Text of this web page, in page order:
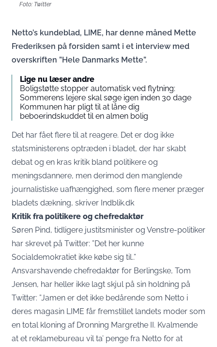
Foto: Twitter
Netto’s kundeblad, LIME, har denne måned Mette
Frederiksen på forsiden samt i et interview med
overskriften ”Hele Danmarks Mette”.
Lige nu læser andre
Boligstøtte stopper automatisk ved flytning:
Sommerens lejere skal søge igen inden 30 dage
Kommunen har pligt til at låne dig
beboerindskuddet til en almen bolig
Det har fået flere til at reagere. Det er dog ikke
statsministerens optræden i bladet, der har skabt
debat og en kras kritik bland politikere og
meningsdannere, men derimod den manglende
journalistiske uafhængighed, som flere mener præger
bladets dækning, skriver Indblik.dk
Kritik fra politikere og chefredaktør
Søren Pind, tidligere justitsminister og Venstre-politiker
har skrevet på Twitter: ”Det her kunne
Socialdemokratiet ikke købe sig til..”
Ansvarshavende chefredaktør for Berlingske, Tom
Jensen, har heller ikke lagt skjul på sin holdning på
Twitter: ”Jamen er det ikke bedårende som Netto i
deres magasin LIME får fremstillet landets moder som
en total kloning af Dronning Margrethe II. Kvalmende
at et reklamebureau vil ta’ penge fra Netto for at